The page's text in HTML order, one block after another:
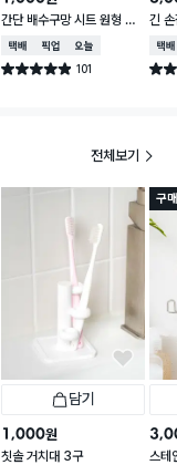
간단 배수구망 시트 원형 중
형 15매입
택배배송매장픽업오늘배송
별점 4.9점 101
건 작성
긴
택배
별점
전체보기
담기
1,000원
칫솔 거치대 3구
구
스테